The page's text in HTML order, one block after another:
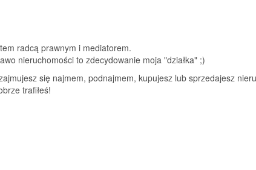
a
jeżeli
tak
radcą prawnym i mediatorem.
nieruchomości to zdecydowanie moja "działka" ;)
się najmem, podnajmem, kupujesz lub sprzedajesz
trafiłeś!